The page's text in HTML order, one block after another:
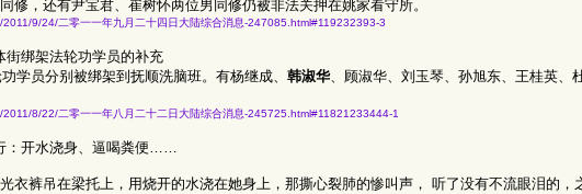
修，还有尹宝君、崔树怀两位男同修仍被非法关押在姚家看守所。
9/24/二零一一年九月二十四日大陆综合消息-247085.html#119232393-3
街绑架法轮功学员的补充
学员分别被绑架到抚顺洗脑班。有杨继成、 韩淑华、顾淑华、刘玉琴、孙旭东、王桂英、
8/22/二零一一年八月二十二日大陆综合消息-245725.html#11821233444-1
：开水浇身、逼喝粪便……
衣裤吊在梁托上，用烧开的水浇在她身上，那撕心裂肺的惨叫声， 听了没有不流眼泪的，